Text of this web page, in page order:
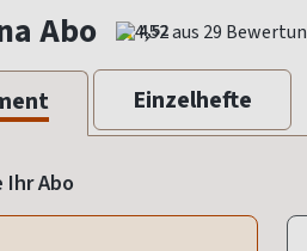
Abo 4,52
Einzelhefte
Ihr Abo